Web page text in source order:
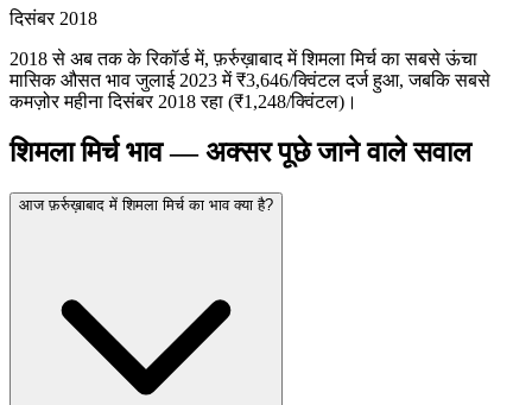
दिसंबर 2018
2018 से अब तक के रिकॉर्ड में, फ़र्रुख़ाबाद में शिमला मिर्च का सबसे ऊंचा
मासिक औसत भाव जुलाई 2023 में ₹3,646/क्विंटल दर्ज हुआ, जबकि सबसे
कमज़ोर महीना दिसंबर 2018 रहा (₹1,248/क्विंटल)।
शिमला मिर्च भाव — अक्सर पूछे जाने वाले सवाल
आज फ़र्रुख़ाबाद में शिमला मिर्च का भाव क्या है?